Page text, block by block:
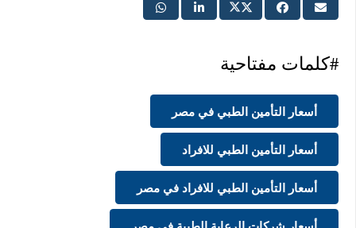
#كلمات مفتاحية
أسعار التأمين الطبي في مصر
أسعار التأمين الطبي للافراد
أسعار التأمين الطبي للافراد في مصر